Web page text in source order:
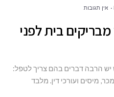
אין תגובות
מבריקים בית לפני
הרבה דברים בהם צריך לטפל:
מיסים ועורכי דין. מלבד